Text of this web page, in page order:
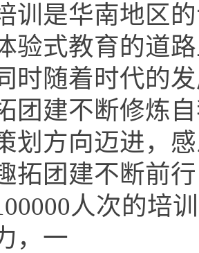
训是华南地区
验式教育的道
时随着时代的
团建不断修炼
划方向迈进，
拓团建不断前
人次的培
，一